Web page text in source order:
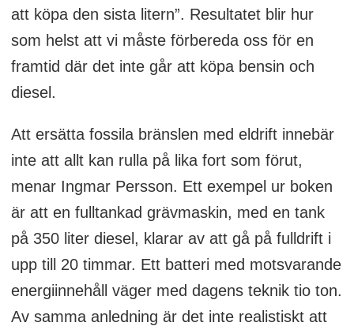
att köpa den sista litern”. Resultatet blir hur
som helst att vi måste förbereda oss för en
framtid där det inte går att köpa bensin och
diesel.
Att ersätta fossila bränslen med eldrift innebär
inte att allt kan rulla på lika fort som förut,
menar Ingmar Persson. Ett exempel ur boken
är att en fulltankad grävmaskin, med en tank
på 350 liter diesel, klarar av att gå på fulldrift i
upp till 20 timmar. Ett batteri med motsvarande
energiinnehåll väger med dagens teknik tio ton.
Av samma anledning är det inte realistiskt att